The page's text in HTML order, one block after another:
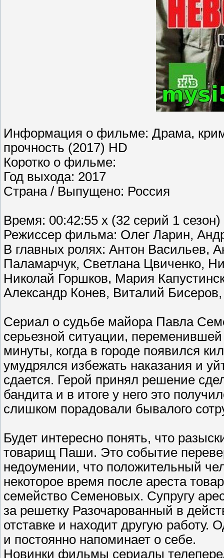
Информация о фильме: Драма,
прочность (2017) HD
Коротко о фильме:
Год выхода: 2017
Страна / Выпущено: Россия
Время: 00:42:55 х (32 серий 1
Режиссер фильма: Олег Ларин,
В главных ролях: Антон Васильев,
Паламарчук, Светлана Цвиченко,
Николай Горшков, Мария
Александр Конев, Виталий
Сериал о судьбе майора Павла
серьезной ситуации,
минуты, когда в городе появился
умудрялся избежать наказания и
сдается. Герой принял решение
бандита и в итоге у него это
слишком порадовали бывалого
Будет интересно понять, что
товарищ Паши. Это событие
недоумении, что положительный
некоторое время после ареста
семейство Семеновых. Супругу
за решетку Разочарованный в
отставке и находит другую
и постоянно напоминает о себе.
Новинки фильмы сериалы